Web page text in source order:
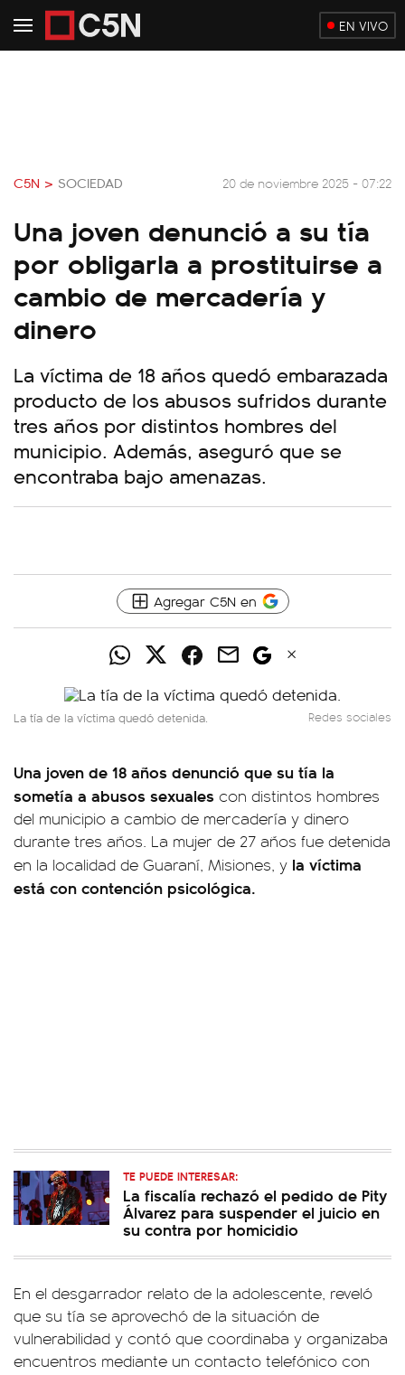
EN VIVO
C5N > SOCIEDAD 20 de noviembre 2025 - 07:22
Una joven denunció a su tía
por obligarla a prostituirse a
cambio de mercadería y
dinero
La víctima de 18 años quedó embarazada
producto de los abusos sufridos durante
tres años por distintos hombres del
municipio. Además, aseguró que se
encontraba bajo amenazas.
Agregar C5N en
La tía de la víctima quedó detenida. Redes sociales
Una joven de 18 años denunció que su tía la
sometía a abusos sexuales con distintos hombres
del municipio a cambio de mercadería y dinero
durante tres años. La mujer de 27 años fue detenida
en la localidad de Guaraní, Misiones, y la víctima
está con contención psicológica.
TE PUEDE INTERESAR:
La fiscalía rechazó el pedido de Pity
Álvarez para suspender el juicio en
su contra por homicidio
En el desgarrador relato de la adolescente, reveló
que su tía se aprovechó de la situación de
vulnerabilidad y contó que coordinaba y organizaba
encuentros mediante un contacto telefónico con